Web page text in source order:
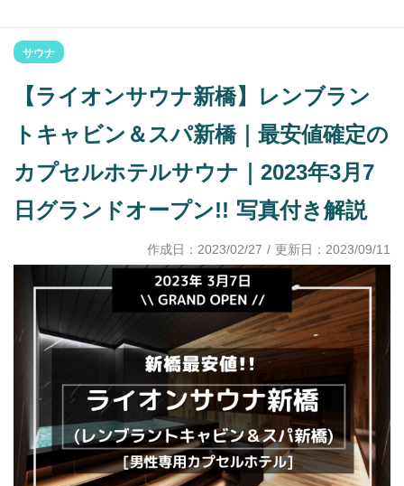
サウナ
【ライオンサウナ新橋】レンブラン
トキャビン＆スパ新橋｜最安値確定の
カプセルホテルサウナ｜2023年3月7
日グランドオープン!! 写真付き解説
作成日： 2023/02/27 / 更新日： 2023/09/11